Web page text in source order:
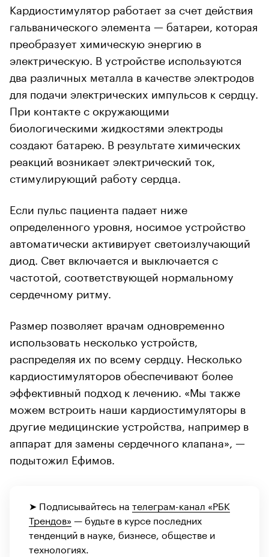
Кардиостимулятор работает за счет действия
гальванического элемента — батареи, которая
преобразует химическую энергию в
электрическую. В устройстве используются
два различных металла в качестве электродов
для подачи электрических импульсов к сердцу.
При контакте с окружающими
биологическими жидкостями электроды
создают батарею. В результате химических
реакций возникает электрический ток,
стимулирующий работу сердца.
Если пульс пациента падает ниже
определенного уровня, носимое устройство
автоматически активирует светоизлучающий
диод. Свет включается и выключается с
частотой, соответствующей нормальному
сердечному ритму.
Размер позволяет врачам одновременно
использовать несколько устройств,
распределяя их по всему сердцу. Несколько
кардиостимуляторов обеспечивают более
эффективный подход к лечению. «Мы также
можем встроить наши кардиостимуляторы в
другие медицинские устройства, например в
аппарат для замены сердечного клапана», —
подытожил Ефимов.
➤ Подписывайтесь на телеграм-канал «РБК
Трендов» — будьте в курсе последних
тенденций в науке, бизнесе, обществе и
технологиях.